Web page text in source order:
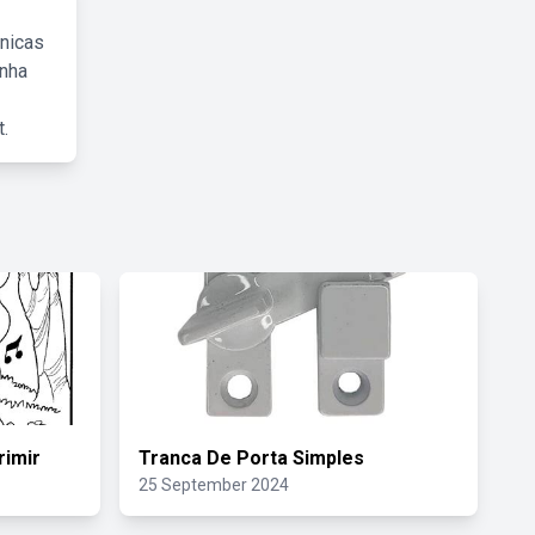
Tranca De Porta Simples
25 September 2024